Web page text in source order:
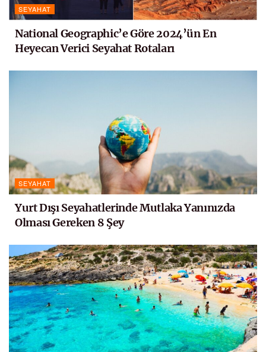
SEYAHAT
National Geographic’e Göre 2024’ün En
Heyecan Verici Seyahat Rotaları
SEYAHAT
Yurt Dışı Seyahatlerinde Mutlaka Yanınızda
Olması Gereken 8 Şey